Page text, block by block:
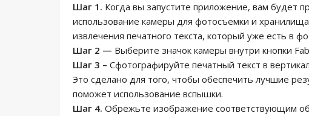
Шаг 1. Когда вы запустите приложение, вам будет
использование камеры для фотосъемки и
извлечения печатного текста, который уже есть в
Шаг 2 — Выберите значок камеры внутри кнопки
Шаг 3 – Сфотографируйте печатный текст в
Это сделано для того, чтобы обеспечить лучшие
поможет использование вспышки.
Шаг 4. Обрежьте изображение соответствующим